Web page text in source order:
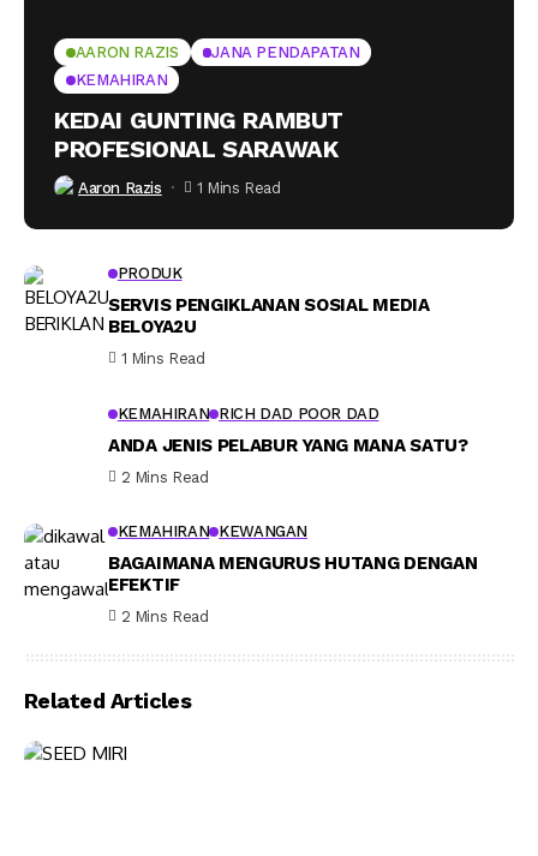
AARON RAZIS
JANA PENDAPATAN
KEMAHIRAN
KEDAI GUNTING RAMBUT
PROFESIONAL SARAWAK
Aaron Razis 1 Mins Read
PRODUK
SERVIS PENGIKLANAN SOSIAL MEDIA
BELOYA2U
1 Mins Read
KEMAHIRAN RICH DAD POOR DAD
ANDA JENIS PELABUR YANG MANA SATU?
2 Mins Read
KEMAHIRAN KEWANGAN
BAGAIMANA MENGURUS HUTANG DENGAN
EFEKTIF
2 Mins Read
Related Articles